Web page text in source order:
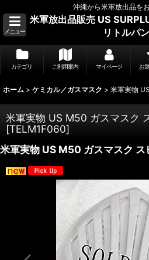
沖縄から米軍放出品を
メニュー
米軍放出品販売 US
リトルパ
カテゴリ ご利用案内 マイページ お
ホーム > ケミカル／ガスマスク > 米軍実物
米軍実物 US M50 ガスマスク
[TELM1F060]
米軍実物 US M50 ガスマスク ス